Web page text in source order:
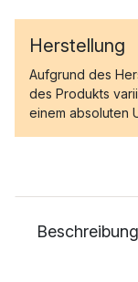
Herstellung
Aufgrund des
des Produkts
einem absoluten
Beschreibung